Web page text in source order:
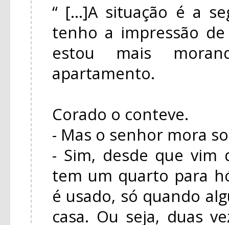
“ [...]A situação é a
tenho a impressão
estou mais
apartamento.
Corado o conteve.
- Mas o senhor mora
- Sim, desde que vim
tem um quarto para
é usado, só quando
casa. Ou seja, duas